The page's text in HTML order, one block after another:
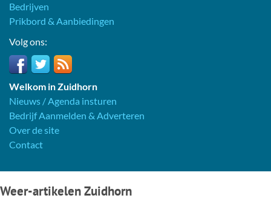
Bedrijven
Prikbord & Aanbiedingen
Volg ons:
Welkom in Zuidhorn
Nieuws / Agenda insturen
Bedrijf Aanmelden & Adverteren
Over de site
Contact
Weer-artikelen Zuidhorn